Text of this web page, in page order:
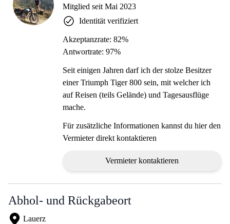
Mitglied seit Mai 2023
Identität verifiziert
Akzeptanzrate: 82%
Antwortrate: 97%
Seit einigen Jahren darf ich der stolze Besitzer
einer Triumph Tiger 800 sein, mit welcher ich
auf Reisen (teils Gelände) und Tagesausflüge
mache.
Für zusätzliche Informationen kannst du hier den
Vermieter direkt kontaktieren
Vermieter kontaktieren
Abhol- und Rückgabeort
Lauerz